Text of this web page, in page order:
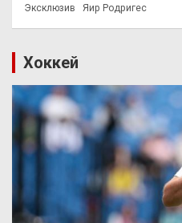
Эксклюзив Яир Родригес
Хоккей